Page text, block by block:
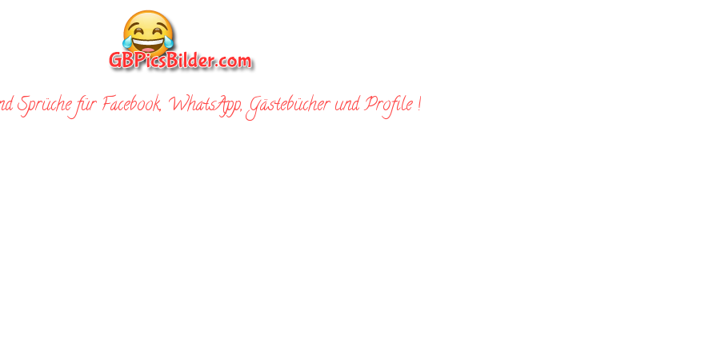
Sprüche für Facebook, WhatsApp, Gästebücher und Profile !